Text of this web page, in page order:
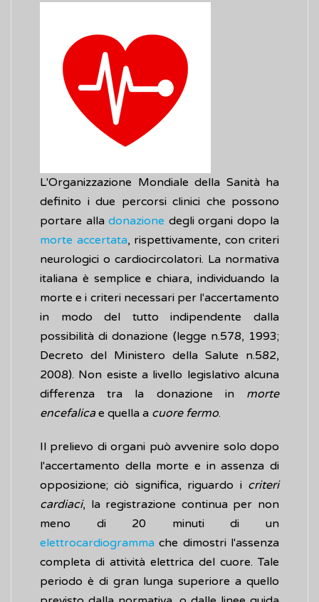
L'Organizzazione Mondiale della Sanità ha
definito i due percorsi clinici che possono
portare alla donazione degli organi dopo la
morte accertata, rispettivamente, con criteri
neurologici o cardiocircolatori. La normativa
italiana è semplice e chiara, individuando la
morte e i criteri necessari per l'accertamento
in modo del tutto indipendente dalla
possibilità di donazione (legge n.578, 1993;
Decreto del Ministero della Salute n.582,
2008). Non esiste a livello legislativo alcuna
differenza tra la donazione in morte
encefalicae quella a cuore fermo.
Il prelievo di organi può avvenire solo dopo
l'accertamento della morte e in assenza di
opposizione; ciò significa, riguardo i criteri
cardiaci, la registrazione continua per non
meno di 20 minuti di un
elettrocardiogramma che dimostri l'assenza
completa di attività elettrica del cuore. Tale
periodo è di gran lunga superiore a quello